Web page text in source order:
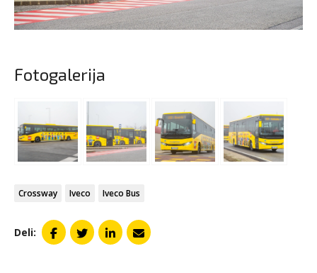
Fotogalerija
Crossway Iveco Iveco Bus
Deli: